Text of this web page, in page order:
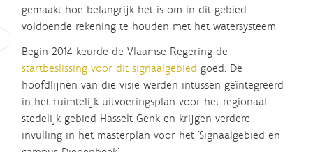
gemaakt hoe belangrijk het is om in dit gebied
voldoende rekening te houden met het watersysteem.
Begin 2014 keurde de Vlaamse Regering de
startbeslissing voor dit signaalgebied goed. De
hoofdlijnen van die visie werden intussen geïntegreerd
in het ruimtelijk uitvoeringsplan voor het regionaal-
stedelijk gebied Hasselt-Genk en krijgen verdere
invulling in het masterplan voor het 'Signaalgebied en